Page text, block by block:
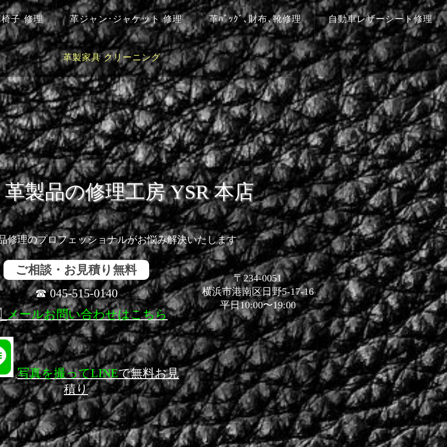
子 修理 革ジャン･ジャケット 修理 革ﾊﾞｯｸﾞ､財布､靴修理 自動車レザーシート修理
革製家具 クリーニング
革製品の修理工房 YSR 本店
修理のプロフェッショナルがお悩み解決いたします
ご相談・お見積り無料
☎ 045-515-0140
メールお問い合わせはこちら
〒234-0051
横浜市港南区日野5-17-16
平日10:00〜19:00
写真を撮ってLINEで無料お見
積り